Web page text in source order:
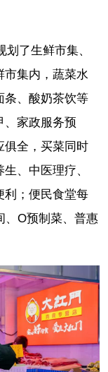
了生鲜市集、
市集内，蔬菜水
条、酸奶茶饮等
、家政服务预
俱全，买菜同时
、中医理疗、
利；便民食堂每
、O预制菜、普惠